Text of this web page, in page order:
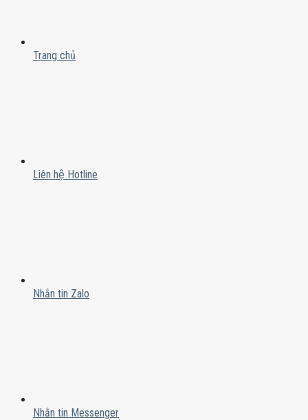
Trang chủ
Liên hệ Hotline
Nhắn tin Zalo
Nhắn tin Messenger